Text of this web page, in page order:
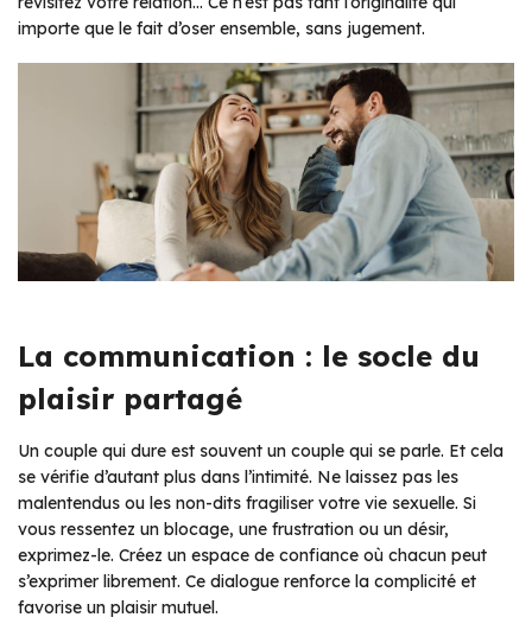
importe que le fait d’oser ensemble, sans jugement.
La communication : le socle du
plaisir partagé
Un couple qui dure est souvent un couple qui se parle. Et cela
se vérifie d’autant plus dans l’intimité. Ne laissez pas les
malentendus ou les non-dits fragiliser votre vie sexuelle. Si
vous ressentez un blocage, une frustration ou un désir,
exprimez-le. Créez un espace de confiance où chacun peut
s’exprimer librement. Ce dialogue renforce la complicité et
favorise un plaisir mutuel.